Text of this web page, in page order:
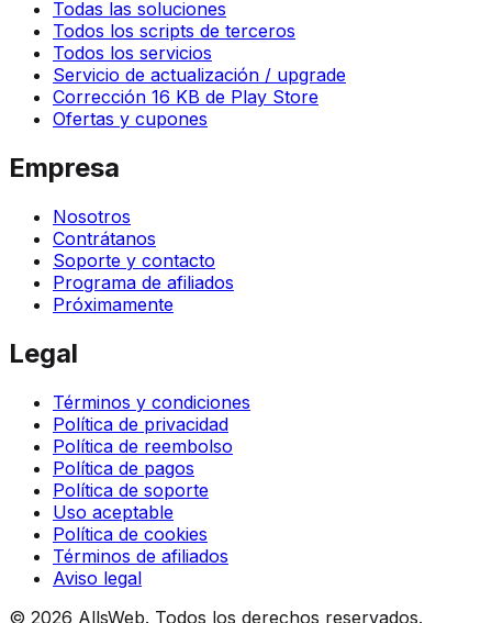
Todas las soluciones
Todos los scripts de terceros
Todos los servicios
Servicio de actualización / upgrade
Corrección 16 KB de Play Store
Ofertas y cupones
Empresa
Nosotros
Contrátanos
Soporte y contacto
Programa de afiliados
Próximamente
Legal
Términos y condiciones
Política de privacidad
Política de reembolso
Política de pagos
Política de soporte
Uso aceptable
Política de cookies
Términos de afiliados
Aviso legal
© 2026 AllsWeb. Todos los derechos reservados.